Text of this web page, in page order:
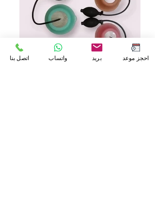
اتصل بنا واتساب بريد احجز موعد